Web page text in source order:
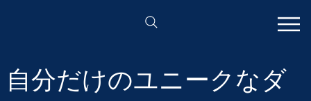
自分だけのユニークなダ